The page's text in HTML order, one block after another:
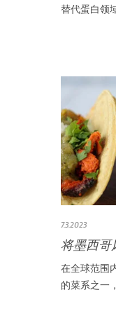
替代蛋白
7.3.2023
将墨西哥
在全球范围
的菜系之一